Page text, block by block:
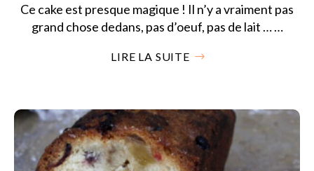
Ce cake est presque magique ! Il n’y a vraiment pas
grand chose dedans, pas d’oeuf, pas de lait … …
LIRE LA SUITE